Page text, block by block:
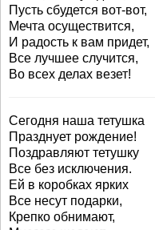
Пусть сбудется вот-вот,
Мечта осуществится,
И радость к вам придет,
Все лучшее случится,
Во всех делах везет!
Сегодня наша тетушка
Празднует рождение!
Поздравляют тетушку
Все без исключения.
Ей в коробках ярких
Все несут подарки,
Крепко обнимают,